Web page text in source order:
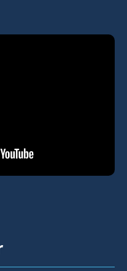
projeto, atividades
de inovação e
na produção dos